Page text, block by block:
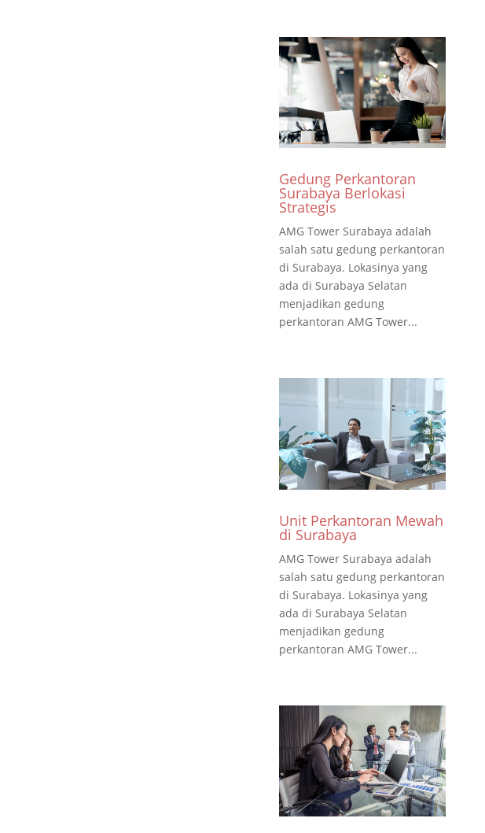
Gedung Perkantoran
Surabaya Berlokasi
Strategis
AMG Tower Surabaya adalah
salah satu gedung perkantoran
di Surabaya. Lokasinya yang
ada di Surabaya Selatan
menjadikan gedung
perkantoran AMG Tower...
Unit Perkantoran Mewah
di Surabaya
AMG Tower Surabaya adalah
salah satu gedung perkantoran
di Surabaya. Lokasinya yang
ada di Surabaya Selatan
menjadikan gedung
perkantoran AMG Tower...